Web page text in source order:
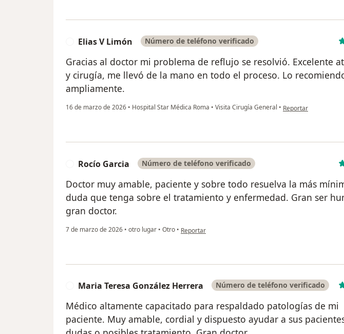
Elias V Limón Número de teléfono verificado
Gracias al doctor mi problema de reflujo se resolvió. Excelente
y cirugía, me llevó de la mano en todo el proceso. Lo
ampliamente.
16 de marzo de 2026 • Hospital Star Médica Roma • Visita Cirugía General • en opinión del
Reportar
Rocío Garcia Número de teléfono verificado
Doctor muy amable, paciente y sobre todo resuelva la más
duda que tenga sobre el tratamiento y enfermedad. Gran ser
gran doctor.
7 de marzo de 2026 • otro lugar • Otro • en opinión del usuario Rocío Garcia
Reportar
Maria Teresa González Herrera Número de teléfono verificado
Médico altamente capacitado para respaldado patologías de mi
paciente. Muy amable, cordial y dispuesto ayudar a sus